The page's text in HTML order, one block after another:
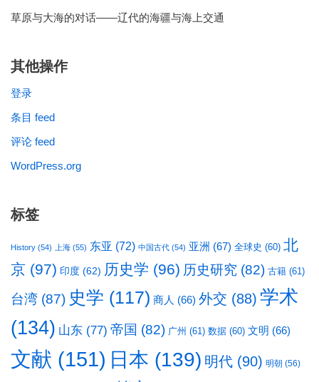
草原与大海的对话——辽代的海疆与海上交通
其他操作
登录
条目 feed
评论 feed
WordPress.org
标签
History (54) 上海 (55) 东亚 (72) 中国古代 (54) 亚洲 (67) 全球史 (60) 北
京 (97) 印度 (62) 历史学 (96) 历史研究 (82) 古籍 (61)
台湾 (87) 史学 (117) 商人 (66) 外交 (88) 学术
(134) 山东 (77) 帝国 (82) 广州 (61) 数据 (60) 文明 (66)
文献 (151) 日本 (139) 明代 (90) 明朝 (56)